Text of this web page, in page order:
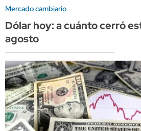
Mercado cambiario
Dólar hoy: a cuánto cerró
agosto